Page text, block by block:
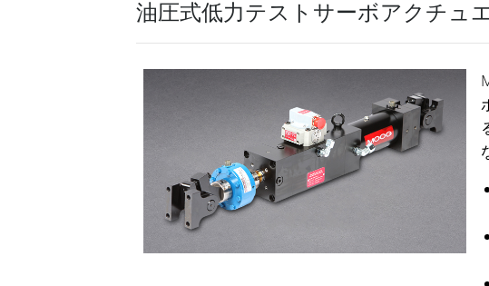
油圧式低力テストサーボアクチュ